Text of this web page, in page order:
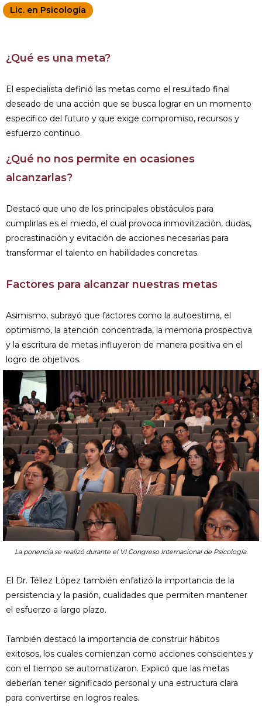
Lic. en Psicología
¿Qué es una meta?
El especialista definió las metas como el resultado final
deseado de una acción que se busca lograr en un momento
específico del futuro y que exige compromiso, recursos y
esfuerzo continuo.
¿Qué no nos permite en ocasiones
alcanzarlas?
Destacó que uno de los principales obstáculos para
cumplirlas es el miedo, el cual provoca inmovilización, dudas,
procrastinación y evitación de acciones necesarias para
transformar el talento en habilidades concretas.
Factores para alcanzar nuestras metas
Asimismo, subrayó que factores como la autoestima, el
optimismo, la atención concentrada, la memoria prospectiva
y la escritura de metas influyeron de manera positiva en el
logro de objetivos.
La ponencia se realizó durante el VI Congreso Internacional de Psicología.
El Dr. Téllez López también enfatizó la importancia de la
persistencia y la pasión, cualidades que permiten mantener
el esfuerzo a largo plazo.
También destacó la importancia de construir hábitos
exitosos, los cuales comienzan como acciones conscientes y
con el tiempo se automatizaron. Explicó que las metas
deberían tener significado personal y una estructura clara
para convertirse en logros reales.